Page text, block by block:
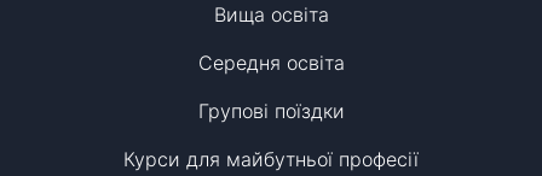
Вища освіта
Середня освіта
Групові поїздки
Курси для майбутньої професії